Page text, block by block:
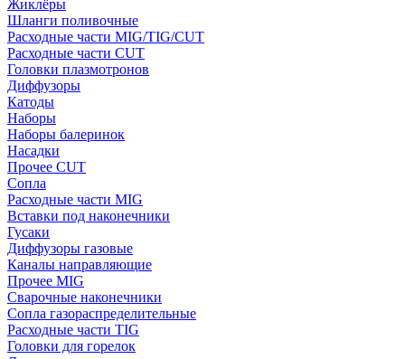
Жиклёры
Шланги поливочные
Расходные части MIG/TIG/CUT
Расходные части CUT
Головки плазмотронов
Диффузоры
Катоды
Наборы
Наборы балеринок
Насадки
Прочее CUT
Сопла
Расходные части MIG
Вставки под наконечники
Гусаки
Диффузоры газовые
Каналы направляющие
Прочее MIG
Сварочные наконечники
Сопла газораспределительные
Расходные части TIG
Головки для горелок